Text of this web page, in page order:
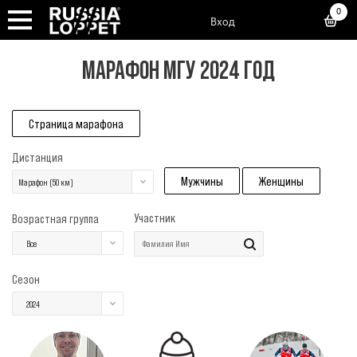
Вход
0
МАРАФОН МГУ 2024 ГОД
Страница марафона
Дистанция
Марафон (50 км) Мужчины Женщины
Возрастная группа
Все
Участник
Сезон
2024